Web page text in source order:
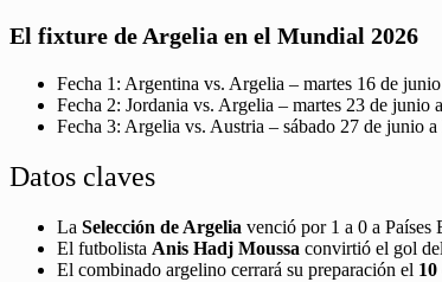
El fixture de Argelia en el Mundial 2026
Fecha 1: Argentina vs. Argelia – martes 16 de
Fecha 2: Jordania vs. Argelia – martes 23 de junio
Fecha 3: Argelia vs. Austria – sábado 27 de junio a
Datos claves
La Selección de Argelia venció por 1 a 0 a Países
El futbolista Anis Hadj Moussa convirtió el gol
El combinado argelino cerrará su preparación el